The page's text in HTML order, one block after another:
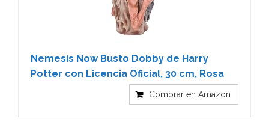
Nemesis Now Busto Dobby de Harry
Potter con Licencia Oficial, 30 cm, Rosa
Comprar en Amazon